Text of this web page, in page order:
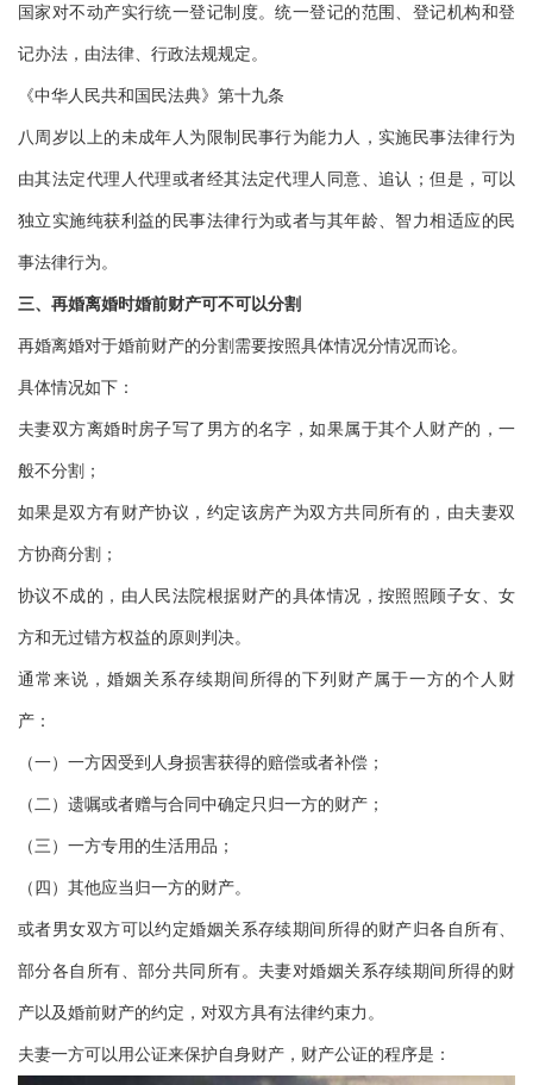
国家对不动产实行统一登记制度。统一登记的范围、登记机构和登
记办法，由法律、行政法规规定。
《中华人民共和国民法典》第十九条
八周岁以上的未成年人为限制民事行为能力人，实施民事法律行为
由其法定代理人代理或者经其法定代理人同意、追认；但是，可以
独立实施纯获利益的民事法律行为或者与其年龄、智力相适应的民
事法律行为。
三、再婚离婚时婚前财产可不可以分割
再婚离婚对于婚前财产的分割需要按照具体情况分情况而论。
具体情况如下：
夫妻双方离婚时房子写了男方的名字，如果属于其个人财产的，一
般不分割；
如果是双方有财产协议，约定该房产为双方共同所有的，由夫妻双
方协商分割；
协议不成的，由人民法院根据财产的具体情况，按照照顾子女、女
方和无过错方权益的原则判决。
通常来说，婚姻关系存续期间所得的下列财产属于一方的个人财
产：
（一）一方因受到人身损害获得的赔偿或者补偿；
（二）遗嘱或者赠与合同中确定只归一方的财产；
（三）一方专用的生活用品；
（四）其他应当归一方的财产。
或者男女双方可以约定婚姻关系存续期间所得的财产归各自所有、
部分各自所有、部分共同所有。夫妻对婚姻关系存续期间所得的财
产以及婚前财产的约定，对双方具有法律约束力。
夫妻一方可以用公证来保护自身财产，财产公证的程序是：